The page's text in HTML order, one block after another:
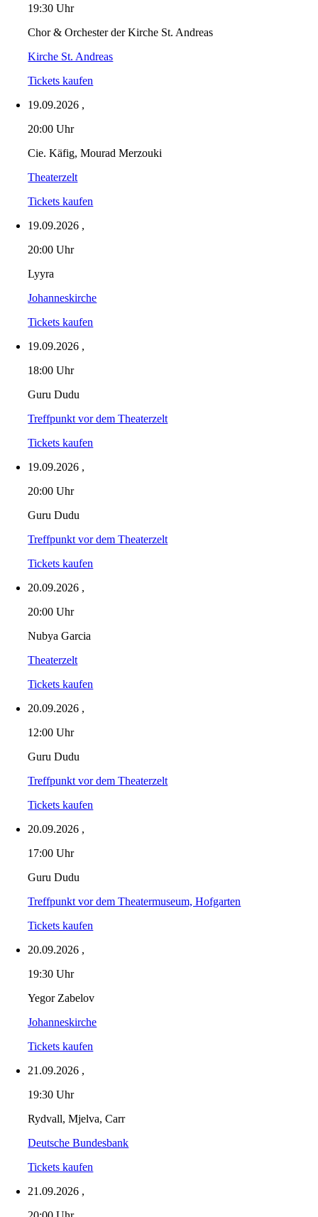
19:30 Uhr
Chor & Orchester der Kirche St. Andreas
Kirche St. Andreas
Tickets kaufen
19.09.2026 ,
20:00 Uhr
Cie. Käfig, Mourad Merzouki
Theaterzelt
Tickets kaufen
19.09.2026 ,
20:00 Uhr
Lyyra
Johanneskirche
Tickets kaufen
19.09.2026 ,
18:00 Uhr
Guru Dudu
Treffpunkt vor dem Theaterzelt
Tickets kaufen
19.09.2026 ,
20:00 Uhr
Guru Dudu
Treffpunkt vor dem Theaterzelt
Tickets kaufen
20.09.2026 ,
20:00 Uhr
Nubya Garcia
Theaterzelt
Tickets kaufen
20.09.2026 ,
12:00 Uhr
Guru Dudu
Treffpunkt vor dem Theaterzelt
Tickets kaufen
20.09.2026 ,
17:00 Uhr
Guru Dudu
Treffpunkt vor dem Theatermuseum, Hofgarten
Tickets kaufen
20.09.2026 ,
19:30 Uhr
Yegor Zabelov
Johanneskirche
Tickets kaufen
21.09.2026 ,
19:30 Uhr
Rydvall, Mjelva, Carr
Deutsche Bundesbank
Tickets kaufen
21.09.2026 ,